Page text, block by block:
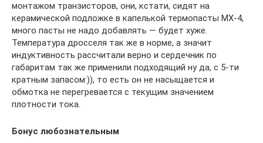
монтажом транзисторов, они, кстати, сидят на
керамической подложке в капелькой термопасты MX-4,
много пасты не надо добавлять — будет хуже.
Температура дросселя так же в норме, а значит
индуктивность рассчитали верно и сердечник по
габаритам так же применили подходящий ну да, с 5-ти
кратным запасом:)), то есть он не насыщается и
обмотка не перегревается с текущим значением
плотности тока.
Бонус любознательным